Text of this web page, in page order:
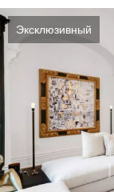
Эксклюзивный